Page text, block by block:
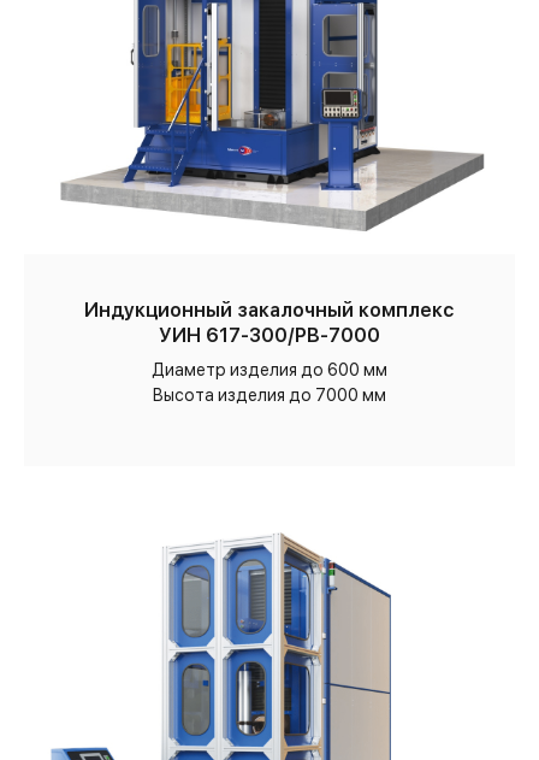
Индукционный закалочный комплекс
УИН 617-300/РВ-7000
Диаметр изделия до 600 мм
Высота изделия до 7000 мм